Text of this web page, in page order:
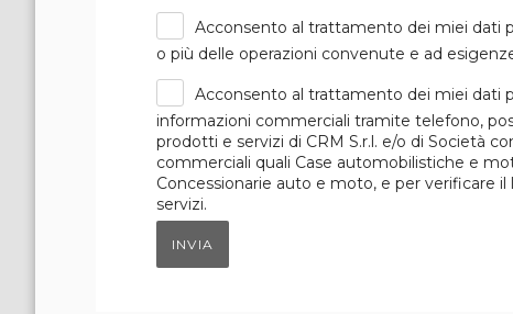
Acconsento al trattamento dei miei dati
o più delle operazioni convenute e ad
Acconsento al trattamento dei miei dati
informazioni commerciali tramite telefono,
prodotti e servizi di CRM S.r.l. e/o di Società
commerciali quali Case automobilistiche e
Concessionarie auto e moto, e per verificare
servizi.
INVIA